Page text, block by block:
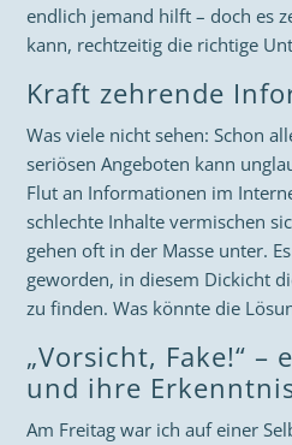
endlich jemand hilft – doch es
kann, rechtzeitig die richtige
Kraft zehrende
Was viele nicht sehen: Schon
seriösen Angeboten kann
Flut an Informationen im
schlechte Inhalte vermischen
gehen oft in der Masse unter.
geworden, in diesem Dickicht
zu finden. Was könnte die
„Vorsicht, Fake!“ –
und ihre
Am Freitag war ich auf einer